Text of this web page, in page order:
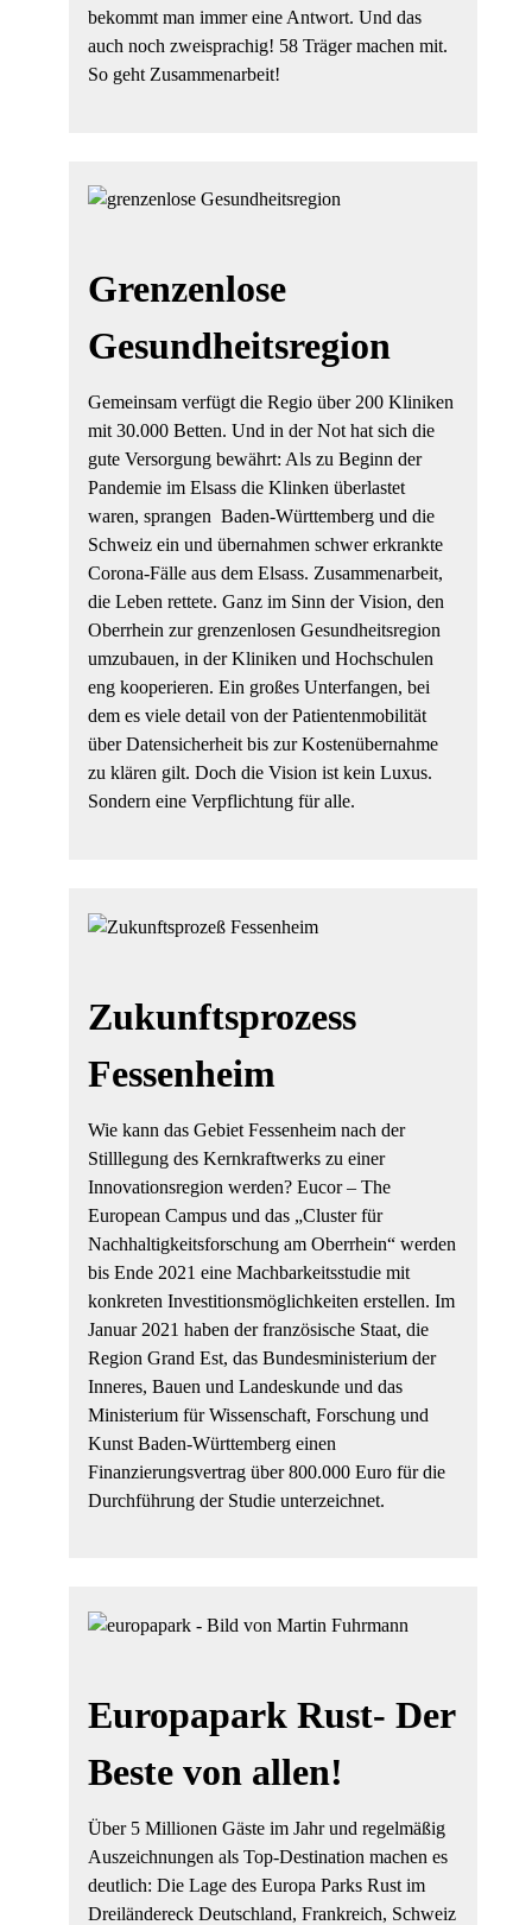
bekommt man immer eine Antwort. Und das
auch noch zweisprachig! 58 Träger machen mit.
So geht Zusammenarbeit!
Grenzenlose
Gesundheitsregion
Gemeinsam verfügt die Regio über 200 Kliniken
mit 30.000 Betten. Und in der Not hat sich die
gute Versorgung bewährt: Als zu Beginn der
Pandemie im Elsass die Klinken überlastet
waren, sprangen Baden-Württemberg und die
Schweiz ein und übernahmen schwer erkrankte
Corona-Fälle aus dem Elsass. Zusammenarbeit,
die Leben rettete. Ganz im Sinn der Vision, den
Oberrhein zur grenzenlosen Gesundheitsregion
umzubauen, in der Kliniken und Hochschulen
eng kooperieren. Ein großes Unterfangen, bei
dem es viele detail von der Patientenmobilität
über Datensicherheit bis zur Kostenübernahme
zu klären gilt. Doch die Vision ist kein Luxus.
Sondern eine Verpflichtung für alle.
Zukunftsprozess
Fessenheim
Wie kann das Gebiet Fessenheim nach der
Stilllegung des Kernkraftwerks zu einer
Innovationsregion werden? Eucor – The
European Campus und das „Cluster für
Nachhaltigkeitsforschung am Oberrhein“ werden
bis Ende 2021 eine Machbarkeitsstudie mit
konkreten Investitionsmöglichkeiten erstellen. Im
Januar 2021 haben der französische Staat, die
Region Grand Est, das Bundesministerium der
Inneres, Bauen und Landeskunde und das
Ministerium für Wissenschaft, Forschung und
Kunst Baden-Württemberg einen
Finanzierungsvertrag über 800.000 Euro für die
Durchführung der Studie unterzeichnet.
Europapark Rust- Der
Beste von allen!
Über 5 Millionen Gäste im Jahr und regelmäßig
Auszeichnungen als Top-Destination machen es
deutlich: Die Lage des Europa Parks Rust im
Dreiländereck Deutschland, Frankreich, Schweiz